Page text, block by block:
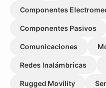
Componentes
Componentes Pasivos
Comunicaciones
Redes Inalámbricas
Rugged Movility